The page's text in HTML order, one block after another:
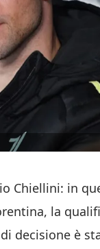
Chiellini: in
la
decisione è